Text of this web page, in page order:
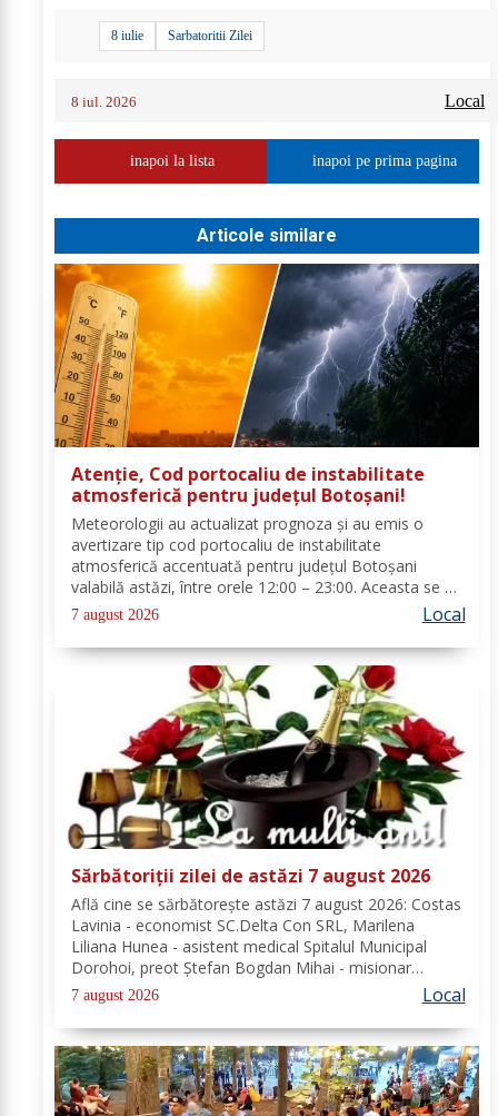
8 iulie Sarbatoritii Zilei
8 iul. 2026 Local
inapoi la lista inapoi pe prima pagina
Articole similare
Atenție, Cod portocaliu de instabilitate
atmosferică pentru județul Botoșani!
Meteorologii au actualizat prognoza și au emis o
avertizare tip cod portocaliu de instabilitate
atmosferică accentuată pentru județul Botoșani
valabilă astăzi, între orele 12:00 – 23:00. Aceasta se va
manifesta prin intensificări ale vântului, vijelii puternice
(rafale de 70...90 km/h), averse...
7 august 2026 Local
Sărbătoriții zilei de astăzi 7 august 2026
Află cine se sărbătoreşte astăzi 7 august 2026: Costas
Lavinia - economist SC.Delta Con SRL, Marilena
Liliana Hunea - asistent medical Spitalul Municipal
Dorohoi, preot Ștefan Bogdan Mihai - misionar
protopopesc Protopopiatul Dorohoi, Marcela Simona
Vieru - profesor Grup Școlar Alexandru Vlahuță...
7 august 2026 Local